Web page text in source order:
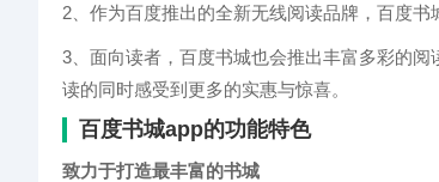
2、作为百度推出的全新无线阅读品牌，百度
3、面向读者，百度书城也会推出丰富多彩的
读的同时感受到更多的实惠与惊喜。
百度书城app的功能特色
致力于打造最丰富的书城